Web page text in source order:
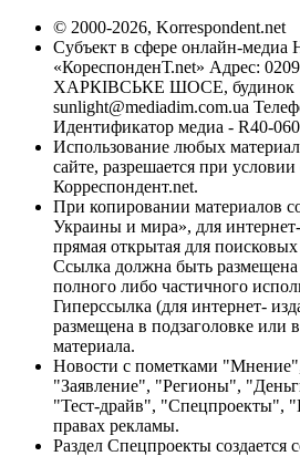
© 2000-2026, Korrespondent.net
Субъект в сфере онлайн-медиа
«КореспонденТ.net» Адрес:
ХАРКІВСЬКЕ ШОСЕ, будинок
sunlight@mediadim.com.ua
Идентификатор медиа - R40-
Использование любых
сайте, разрешается при
Корреспондент.net.
При копировании материалов
Украины и мира», для
прямая открытая для
Ссылка должна быть размещена
полного либо частичного
Гиперссылка (для интернет-
размещена в подзаголовке или
материала.
Новости с пометками
"Заявление", "Регионы",
"Тест-драйв", "Спецпроекты",
правах рекламы.
Раздел Спецпроекты создается